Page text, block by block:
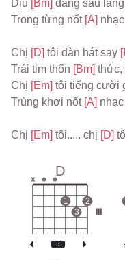
Dịu [Bm] dàng sâu
Trong từng nốt [A]
Chị [D] tôi đàn hát say
Trái tim thổn [Bm] thức,
Chị [Em] tôi tiếng cười
Trùng khơi nốt [A]
Chị [Em] tôi..... chị [D]
D
x o o
1
3
2